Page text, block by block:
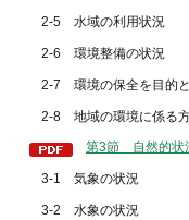
2-5 水域の利用状況
2-6 環境整備の状況
2-7 環境の保全を目的
2-8 地域の環境に係る
第3節 自然的状
3-1 気象の状況
3-2 水象の状況